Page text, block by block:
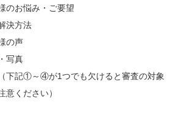
のお悩み・ご要望
決方法
の声
写真
下記①～④が1つでも欠けると審査の対象
意ください）